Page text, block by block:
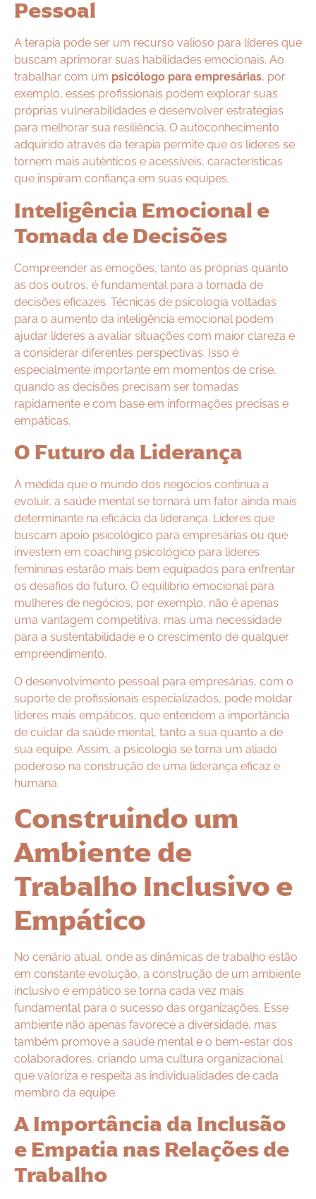
Pessoal
A terapia pode ser um recurso valioso para líderes que
buscam aprimorar suas habilidades emocionais. Ao
trabalhar com um psicólogo para empresárias, por
exemplo, esses profissionais podem explorar suas
próprias vulnerabilidades e desenvolver estratégias
para melhorar sua resiliência. O autoconhecimento
adquirido através da terapia permite que os líderes se
tornem mais autênticos e acessíveis, características
que inspiram confiança em suas equipes.
Inteligência Emocional e
Tomada de Decisões
Compreender as emoções, tanto as próprias quanto
as dos outros, é fundamental para a tomada de
decisões eficazes. Técnicas de psicologia voltadas
para o aumento da inteligência emocional podem
ajudar líderes a avaliar situações com maior clareza e
a considerar diferentes perspectivas. Isso é
especialmente importante em momentos de crise,
quando as decisões precisam ser tomadas
rapidamente e com base em informações precisas e
empáticas.
O Futuro da Liderança
À medida que o mundo dos negócios continua a
evoluir, a saúde mental se tornará um fator ainda mais
determinante na eficácia da liderança. Líderes que
buscam apoio psicológico para empresárias ou que
investem em coaching psicológico para líderes
femininas estarão mais bem equipados para enfrentar
os desafios do futuro. O equilíbrio emocional para
mulheres de negócios, por exemplo, não é apenas
uma vantagem competitiva, mas uma necessidade
para a sustentabilidade e o crescimento de qualquer
empreendimento.
O desenvolvimento pessoal para empresárias, com o
suporte de profissionais especializados, pode moldar
líderes mais empáticos, que entendem a importância
de cuidar da saúde mental, tanto a sua quanto a de
sua equipe. Assim, a psicologia se torna um aliado
poderoso na construção de uma liderança eficaz e
humana.
Construindo um
Ambiente de
Trabalho Inclusivo e
Empático
No cenário atual, onde as dinâmicas de trabalho estão
em constante evolução, a construção de um ambiente
inclusivo e empático se torna cada vez mais
fundamental para o sucesso das organizações. Esse
ambiente não apenas favorece a diversidade, mas
também promove a saúde mental e o bem-estar dos
colaboradores, criando uma cultura organizacional
que valoriza e respeita as individualidades de cada
membro da equipe.
A Importância da Inclusão
e Empatia nas Relações de
Trabalho